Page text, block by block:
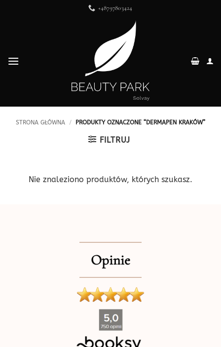
+48797803424
STRONA GŁÓWNA / PRODUKTY OZNACZONE “DERMAPEN KRAKÓW”
FILTRUJ
Nie znaleziono produktów, których szukasz.
Opinie